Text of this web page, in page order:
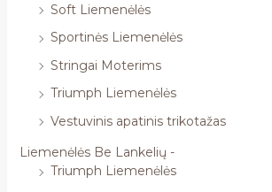
Soft Liemenėlės
Sportinės Liemenėlės
Stringai Moterims
Triumph Liemenėlės
Vestuvinis apatinis trikotažas
Liemenėlės Be Lankelių -
Triumph Liemenėlės